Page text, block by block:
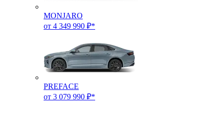
MONJARO
от 4 349 990 ₽*
PREFACE
от 3 079 990 ₽*